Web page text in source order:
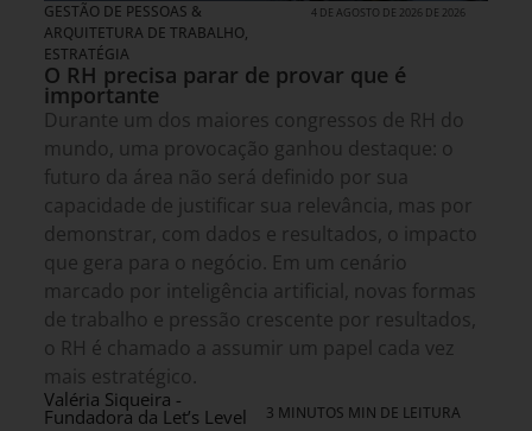
GESTÃO DE PESSOAS &
ARQUITETURA DE TRABALHO,
ESTRATÉGIA
4 DE AGOSTO DE 2026 DE 2026
O RH precisa parar de provar que é
importante
Durante um dos maiores congressos de RH do
mundo, uma provocação ganhou destaque: o
futuro da área não será definido por sua
capacidade de justificar sua relevância, mas por
demonstrar, com dados e resultados, o impacto
que gera para o negócio. Em um cenário
marcado por inteligência artificial, novas formas
de trabalho e pressão crescente por resultados,
o RH é chamado a assumir um papel cada vez
mais estratégico.
Valéria Siqueira -
Fundadora da Let’s Level 3 MINUTOS MIN DE LEITURA